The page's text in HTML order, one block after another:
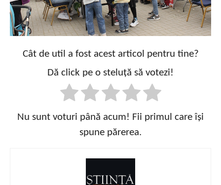
Cât de util a fost acest articol pentru tine?
Dă click pe o steluță să votezi!
Nu sunt voturi până acum! Fii primul care își
spune părerea.